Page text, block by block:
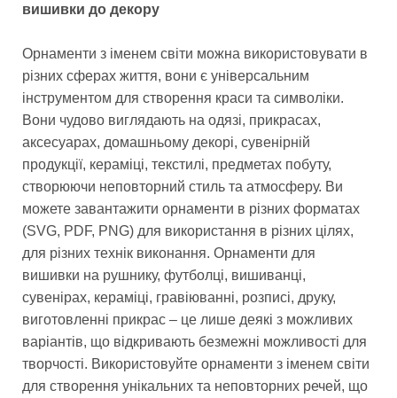
вишивки до декору
Орнаменти з іменем світи можна використовувати в
різних сферах життя, вони є універсальним
інструментом для створення краси та символіки.
Вони чудово виглядають на одязі, прикрасах,
аксесуарах, домашньому декорі, сувенірній
продукції, кераміці, текстилі, предметах побуту,
створюючи неповторний стиль та атмосферу. Ви
можете завантажити орнаменти в різних форматах
(SVG, PDF, PNG) для використання в різних цілях,
для різних технік виконання. Орнаменти для
вишивки на рушнику, футболці, вишиванці,
сувенірах, кераміці, гравіюванні, розписі, друку,
виготовленні прикрас – це лише деякі з можливих
варіантів, що відкривають безмежні можливості для
творчості. Використовуйте орнаменти з іменем світи
для створення унікальних та неповторних речей, що